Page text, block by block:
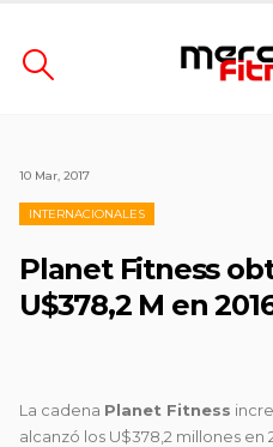
10 Mar, 2017
INTERNACIONALES
Planet Fitness
U$378,2 M en
La cadena Planet Fitness
alcanzó los U$378,2 millones en